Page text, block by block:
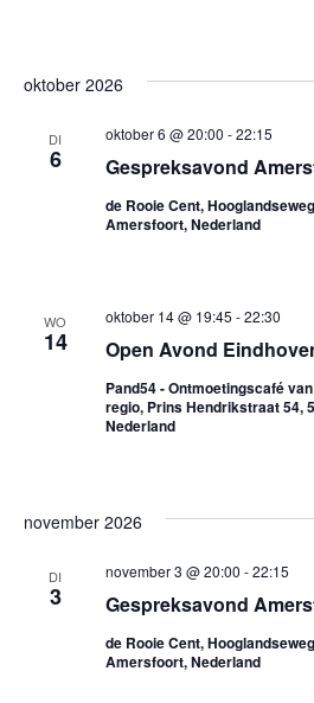
oktober 2026
DI
6 Gespreksavond
oktober 6 @ 20:00 -22:15
de Rooie Cent,
Amersfoort, Nederland
WO
14 Open Avond
oktober 14 @ 19:45 -22:30
Pand54 - Ontmoetingscafé
regio, Prins Hendrikstraat 54,
Nederland
november 2026
DI
3 Gespreksavond
november 3 @ 20:00 -22:15
de Rooie Cent,
Amersfoort, Nederland